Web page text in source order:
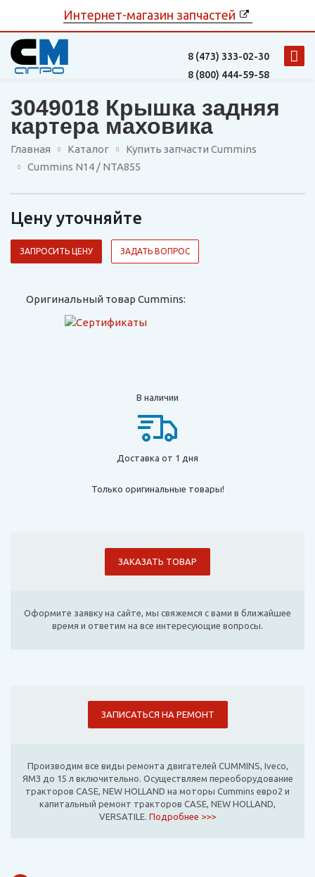
Интернет-магазин запчастей
8 (473) 333-02-30
8 (800) 444-59-58
3049018 Крышка задняя
картера маховика
Главная Каталог
Купить запчасти Cummins
Cummins N14 / NTA855
Цену уточняйте
ЗАПРОСИТЬ ЦЕНУ ЗАДАТЬ ВОПРОС
Оригинальный товар Cummins:
В наличии
Доставка от 1 дня
Только оригинальные товары!
ЗАКАЗАТЬ ТОВАР
Оформите заявку на сайте, мы свяжемся с вами в ближайшее
время и ответим на все интересующие вопросы.
ЗАПИСАТЬСЯ НА РЕМОНТ
Производим все виды ремонта двигателей CUMMINS, Iveco,
ЯМЗ до 15 л включительно. Осуществляем переоборудование
тракторов CASE, NEW HOLLAND на моторы Cummins евро2 и
капитальный ремонт тракторов CASE, NEW HOLLAND,
VERSATILE. Подробнее >>>